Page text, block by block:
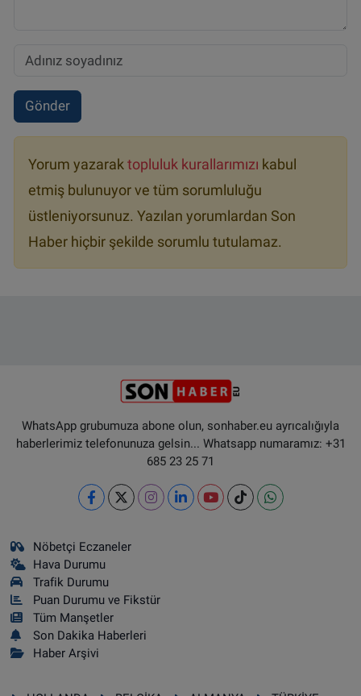
Gönder
Yorum yazarak topluluk kurallarımızı kabul
etmiş bulunuyor ve tüm sorumluluğu
üstleniyorsunuz. Yazılan yorumlardan Son
Haber hiçbir şekilde sorumlu tutulamaz.
WhatsApp grubumuza abone olun, sonhaber.eu ayrıcalığıyla
haberlerimiz telefonunuza gelsin... Whatsapp numaramız: +31
685 23 25 71
Nöbetçi Eczaneler
Hava Durumu
Trafik Durumu
Puan Durumu ve Fikstür
Tüm Manşetler
Son Dakika Haberleri
Haber Arşivi